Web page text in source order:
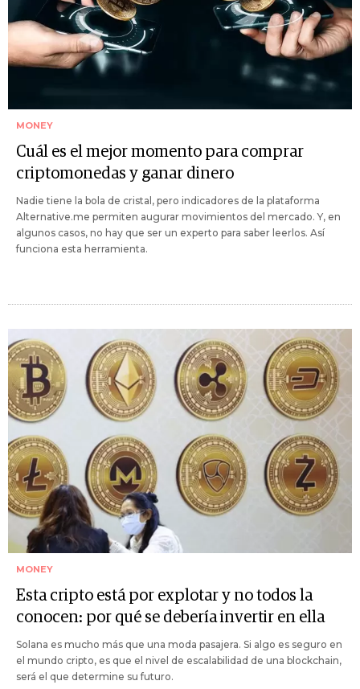
MONEY
Cuál es el mejor momento para comprar
criptomonedas y ganar dinero
Nadie tiene la bola de cristal, pero indicadores de la plataforma
Alternative.me permiten augurar movimientos del mercado. Y, en
algunos casos, no hay que ser un experto para saber leerlos. Así
funciona esta herramienta.
MONEY
Esta cripto está por explotar y no todos la
conocen: por qué se debería invertir en ella
Solana es mucho más que una moda pasajera. Si algo es seguro en
el mundo cripto, es que el nivel de escalabilidad de una blockchain,
será el que determine su futuro.